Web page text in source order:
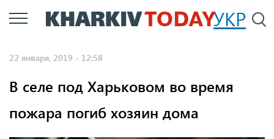
Перейти
к
УКР
22 января, 2019 - 12:58
В селе под Харьковом во время
пожара погиб хозяин дома